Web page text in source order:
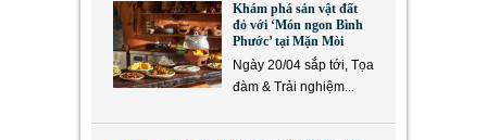
Khám phá sản vật đất
đỏ với ‘Món ngon Bình
Phước’ tại Mặn Mòi
Ngày 20/04 sắp tới, Tọa
đàm & Trải nghiệm...